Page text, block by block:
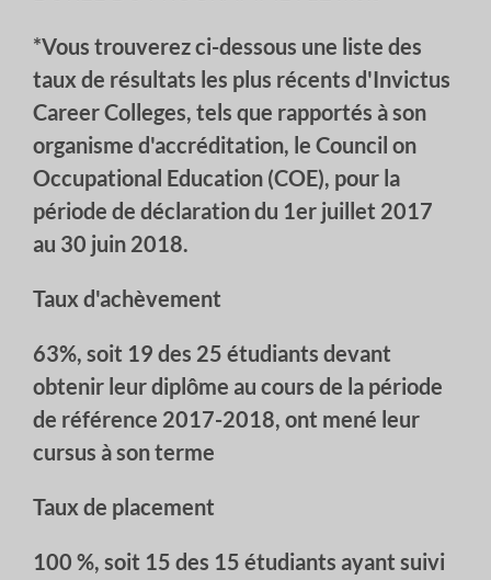
*Vous trouverez ci-dessous une liste des
taux de résultats les plus récents d'Invictus
Career Colleges, tels que rapportés à son
organisme d'accréditation, le Council on
Occupational Education (COE), pour la
période de déclaration du 1er juillet 2017
au 30 juin 2018.
Taux d'achèvement
63%, soit 19 des 25 étudiants devant
obtenir leur diplôme au cours de la période
de référence 2017-2018, ont mené leur
cursus à son terme
Taux de placement
100 %, soit 15 des 15 étudiants ayant suivi